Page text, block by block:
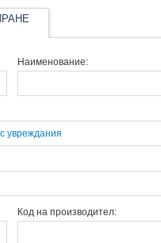
Наименование:
увреждания
Код на производител: